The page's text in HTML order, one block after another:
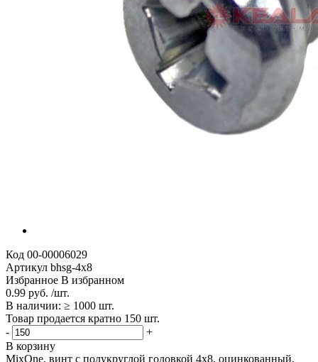
Код 00-00006029
Артикул bhsg-4х8
Избранное В избранном
0.99 руб. /шт.
В наличии: ≥ 1000 шт.
Товар продается кратно 150 шт.
-
+
В корзину
MixOne. винт с полукруглой головкой 4х8, оцинкованный,